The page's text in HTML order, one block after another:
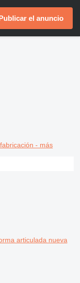
el anuncio
- más
articulada nueva